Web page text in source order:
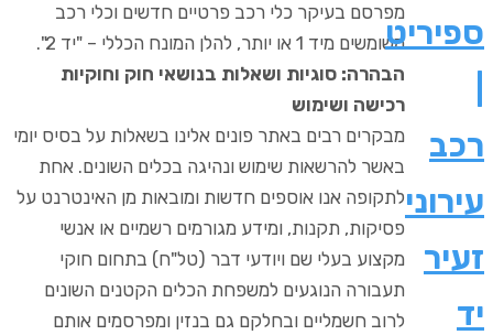
ספיריט
רכב
עירוני
זעיר
יד
מפרסם בעיקר כלי רכב פרטיים חדשים וכלי רכב
משומשים מיד 1 או יותר, להלן המונח הכללי – "יד 2".
הבהרה: סוגיות ושאלות בנושאי חוק וחוקיות
רכישה ושימוש
מבקרים רבים באתר פונים אלינו בשאלות על בסיס יומי
באשר להרשאות שימוש ונהיגה בכלים השונים. אחת
לתקופה אנו אוספים חדשות ומובאות מן האינטרנט על
פסיקות, תקנות, ומידע מגורמים רשמיים או אנשי
מקצוע בעלי שם ויודעי דבר (טל"ח) בתחום חוקי
תעבורה הנוגעים למשפחת הכלים הקטנים השונים
לרוב חשמליים ובחלקם גם בנזין ומפרסמים אותם